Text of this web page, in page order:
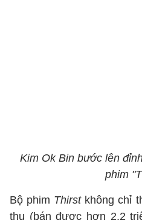
Kim Ok Bin bước lên
phim
Bộ phim Thirstkhông chỉ
thu (bán được hơn 2,2